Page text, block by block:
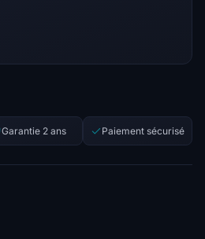
Garantie 2 ans Paiement sécurisé